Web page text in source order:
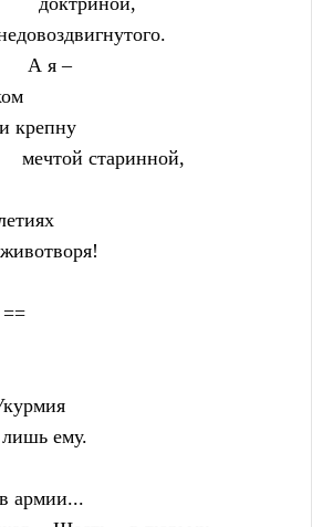
А я –
и крепну
мечтой старинной,
животворя!
==
Укурмия
лишь ему.
в армии...